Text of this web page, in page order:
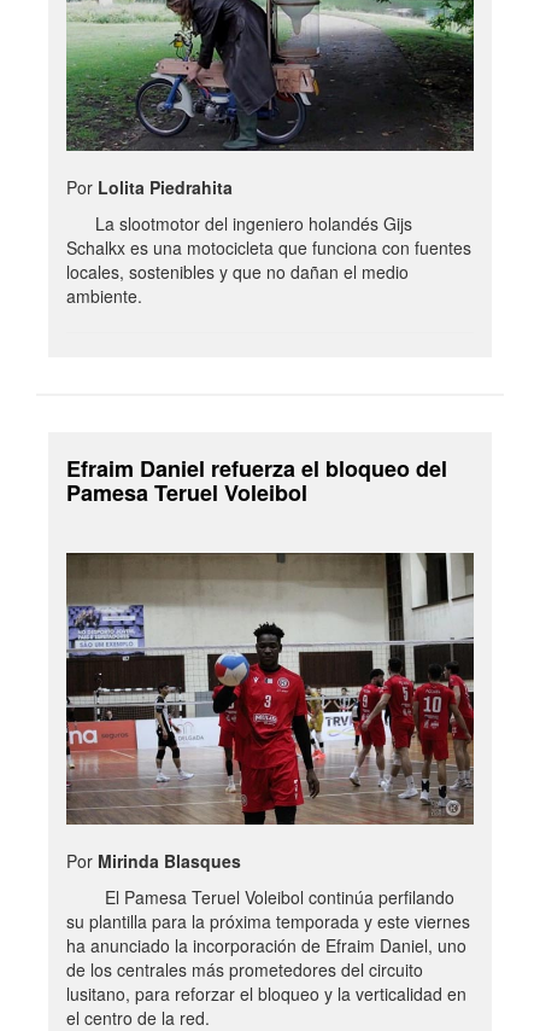
Por Lolita Piedrahita
La slootmotor del ingeniero holandés Gijs
Schalkx es una motocicleta que funciona con fuentes
locales, sostenibles y que no dañan el medio
ambiente.
Efraim Daniel refuerza el bloqueo del
Pamesa Teruel Voleibol
Por Mirinda Blasques
El Pamesa Teruel Voleibol continúa perfilando
su plantilla para la próxima temporada y este viernes
ha anunciado la incorporación de Efraim Daniel, uno
de los centrales más prometedores del circuito
lusitano, para reforzar el bloqueo y la verticalidad en
el centro de la red.